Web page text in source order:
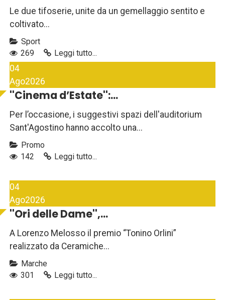
Le due tifoserie, unite da un gemellaggio sentito e
coltivato...
Sport
269
Leggi tutto...
04
Ago2026
''Cinema d’Estate'':...
Per l’occasione, i suggestivi spazi dell'auditorium
Sant'Agostino hanno accolto una...
Promo
142
Leggi tutto...
04
Ago2026
''Ori delle Dame'',...
A Lorenzo Melosso il premio “Tonino Orlini”
realizzato da Ceramiche...
Marche
301
Leggi tutto...